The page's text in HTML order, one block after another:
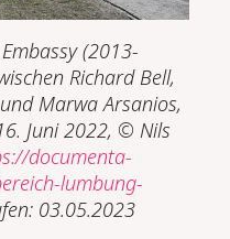
(2013-
Richard Bell,
Marwa Arsanios,
Juni 2022, © Nils
documenta-
lumbung-
03.05.2023